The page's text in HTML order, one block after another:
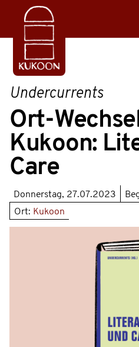
Undercurrents
Ort-
Kukoon:
Care
Donnerstag, 27.07.2023
Ort: Kukoon